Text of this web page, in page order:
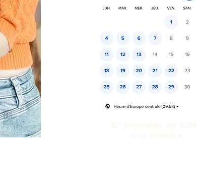
En présentiel sur Lille
ou à distance